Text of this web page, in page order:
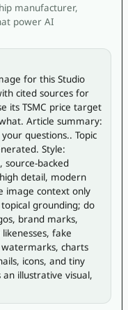
manufacturer,
power AI
for this Studio
cited sources for
its TSMC price target
Article summary:
questions.. Topic
Style:
backed
detail, modern
image context only
grounding; do
brand marks,
fake
charts
icons, and tiny
illustrative visual,